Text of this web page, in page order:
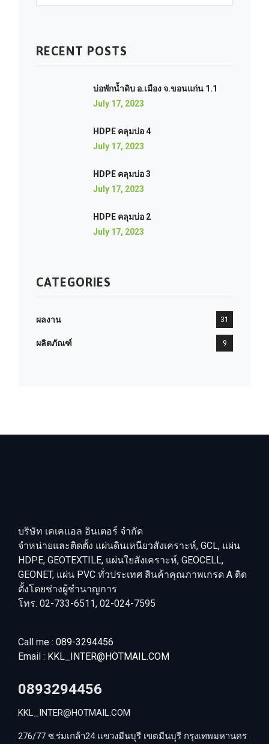
RECENT POSTS
บ่อพักน้ำดิบ อ.เมือง จ.ขอนแก่น 1.1
July 17, 2023
HDPE คลุมบ่อ 4
July 17, 2023
HDPE คลุมบ่อ 3
July 17, 2023
HDPE คลุมบ่อ 2
July 17, 2023
CATEGORIES
ผลงาน 31
ผลิตภัณฑ์ 9
บริษัท เคเคแอล อินเตอร์ จำกัด
จำหน่ายและติดตั้ง แผ่นดินเหนียวสังเคราะห์, GCL, แผ่น
HDPE, GEOTEXTILE, แผ่นใยสังเคราะห์, GEOCELL,
GEONET, แผ่น PVC ทั่วประเทศ สินค้าคุณภาพเกรด A ติด
ตั้งโดยช่างผู้ชำนาญการ
โทร. 02-733-6511, 02-024-7595
Call me : 089-3294456
Email : KKL_INTER@HOTMAIL.COM
0893294456
KKL_INTER@HOTMAIL.COM
276/77 ซ.ร่มเกล้า24 แขวงมีนบุรี เขตมีนบุรี กรุงเทพมหานคร